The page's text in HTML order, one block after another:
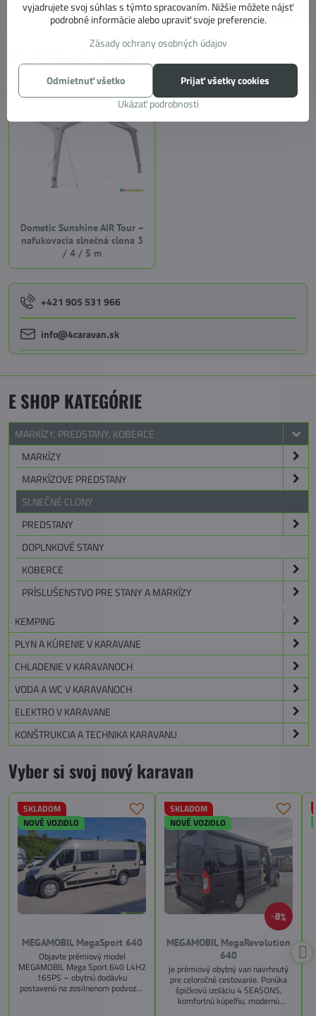
od 44,57 €bez DPH Zobraziť
Navštívené produkty
Dometic Sunshine AIR Tour –
nafukovacia slnečná clona 3
/ 4 / 5 m
+421 905 531 966
info@4caravan.sk
E SHOP KATEGÓRIE
MARKÍZY, PREDSTANY, KOBERCE
MARKÍZY
MARKÍZOVE PREDSTANY
SLNEČNÉ CLONY
PREDSTANY
DOPLNKOVÉ STANY
KOBERCE
PRÍSLUŠENSTVO PRE STANY A MARKÍZY
KEMPING
PLYN A KÚRENIE V KARAVANE
CHLADENIE V KARAVANOCH
VODA A WC V KARAVANOCH
ELEKTRO V KARAVANE
KONŠTRUKCIA A TECHNIKA KARAVANU
Vyber si svoj nový karavan
SKLADOM
NOVÉ VOZIDLO
MEGAMOBIL MegaSport 640
Objavte prémiový model
MEGAMOBIL Mega Sport 640 L4H2
165PS – obytnú dodávku
postavenú na zosilnenom podvozku
8%
SKLADOM
NOVÉ VOZIDLO
MEGAMOBIL MegaRevolution
640
je prémiový obytný van navrhnutý
pre celoročné cestovanie. Ponúka
špičkovú izoláciu 4 SEASONS,
komfortnú kúpeľňu, modernú
vyjadrujete svoj súhlas s týmto spracovaním. Nižšie môžete nájsť
podrobné informácie alebo upraviť svoje preferencie.
Zásady ochrany osobných údajov
Ukázať podrobnosti
Prijať všetky cookies
Odmietnuť všetko